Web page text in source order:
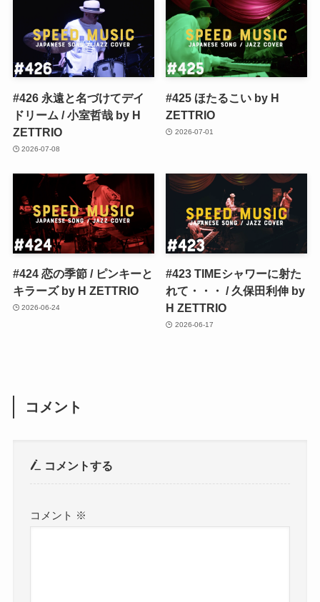
#426 永遠と名づけてデイ
ドリーム / 小室哲哉 by H
ZETTRIO
2026-07-08
#425 ほたるこい by H
ZETTRIO
2026-07-01
#424 恋の季節 / ピンキーと
キラーズ by H ZETTRIO
2026-06-24
#423 TIMEシャワーに射た
れて・・・ / 久保田利伸 by
H ZETTRIO
2026-06-17
コメント
コメントする
コメント ※